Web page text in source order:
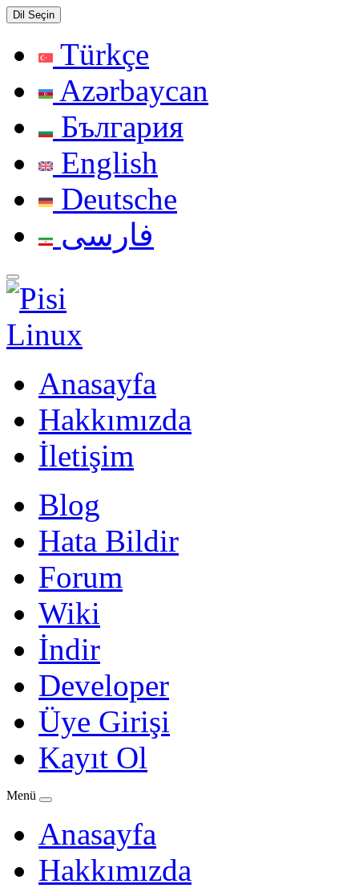
Dil Seçin
Türkçe
Azərbaycan
България
English
Deutsche
فارسی
Anasayfa
Hakkımızda
İletişim
Blog
Hata Bildir
Forum
Wiki
İndir
Developer
Üye Girişi
Kayıt Ol
Menü
Anasayfa
Hakkımızda